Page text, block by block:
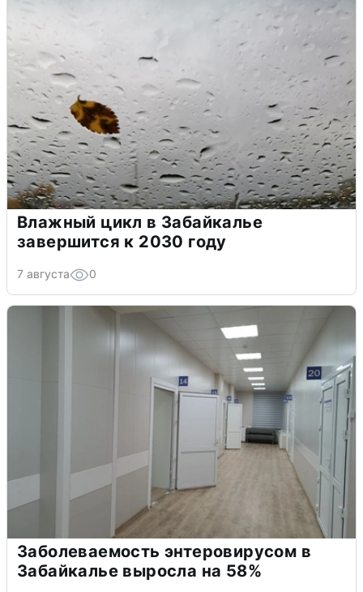
Влажный цикл в Забайкалье
завершится к 2030 году
7 августа 0
Заболеваемость энтеровирусом в
Забайкалье выросла на 58%